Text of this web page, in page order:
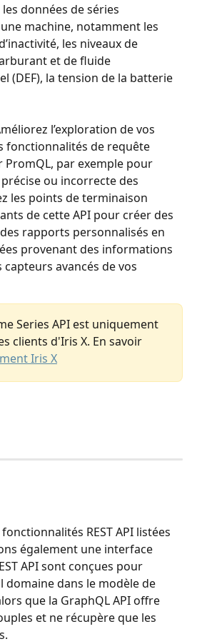
données de séries
machine, notamment les
les niveaux de
et de fluide
(DEF), la tension de la batterie
l’exploration de vos
fonctionnalités de requête
PromQL, par exemple pour
ou incorrecte des
les points de terminaison
de cette API pour créer des
rapports personnalisés en
provenant des informations
avancés de vos
Series API est uniquement
clients d'Iris X. En savoir
Iris X
REST API listées
également une interface
API sont conçues pour
domaine dans le modèle de
que la GraphQL API offre
et ne récupère que les